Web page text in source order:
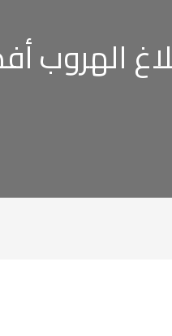
الهروب